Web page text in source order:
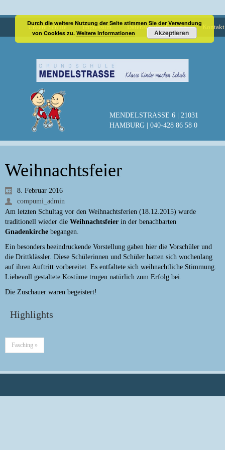
Unsere Schule Impressum Datenschutzerklärung Kontakt
MENDELSTRASSE 6 | 21031
HAMBURG | 040-428 86 58 0
Weihnachtsfeier
8. Februar 2016
compumi_admin
Am letzten Schultag vor den Weihnachtsferien (18.12.2015) wurde
traditionell wieder die Weihnachtsfeier in der benachbarten
Gnadenkirche begangen.
Ein besonders beeindruckende Vorstellung gaben hier die Vorschüler und
die Drittklässler. Diese Schülerinnen und Schüler hatten sich wochenlang
auf ihren Auftritt vorbereitet. Es entfaltete sich weihnachtliche Stimmung.
Liebevoll gestaltete Kostüme trugen natürlich zum Erfolg bei.
Die Zuschauer waren begeistert!
Highlights
Fasching »
Durch die weitere Nutzung der Seite stimmen Sie der Verwendung
von Cookies zu. Weitere Informationen Akzeptieren